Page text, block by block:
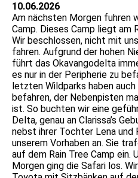
10.06.2026
Am nächsten Morgen fuhren
Camp. Dieses Camp liegt am
Wir beschlossen, nicht mit
fahren. Aufgrund der hohen
führt das Okavangodelta
es nur in der Peripherie zu
letzten Wildparks haben
befahren, der Nebenpisten
ist. So buchten wir eine
Delta, genau an Clarissa’s
nebst ihrer Tochter Lena und
unserem Vorhaben an. Sie
auf dem Rain Tree Camp ein.
Morgen ging die Safari los.